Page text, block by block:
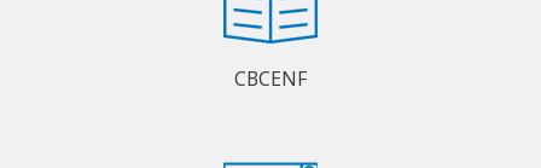
CBCENF